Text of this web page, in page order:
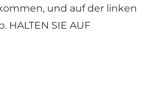
und auf der linken
SIE AUF